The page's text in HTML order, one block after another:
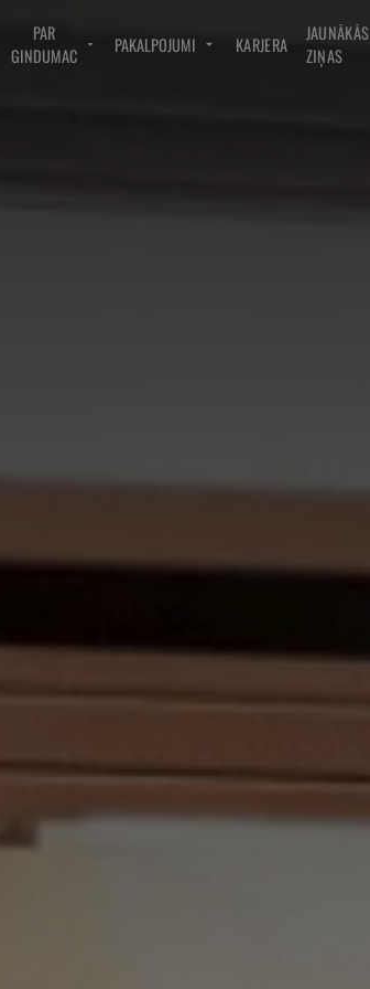
PAR
GINDUMAC
PAKALPOJUMI KARJERA
JAUNĀKĀS
ZIŅAS